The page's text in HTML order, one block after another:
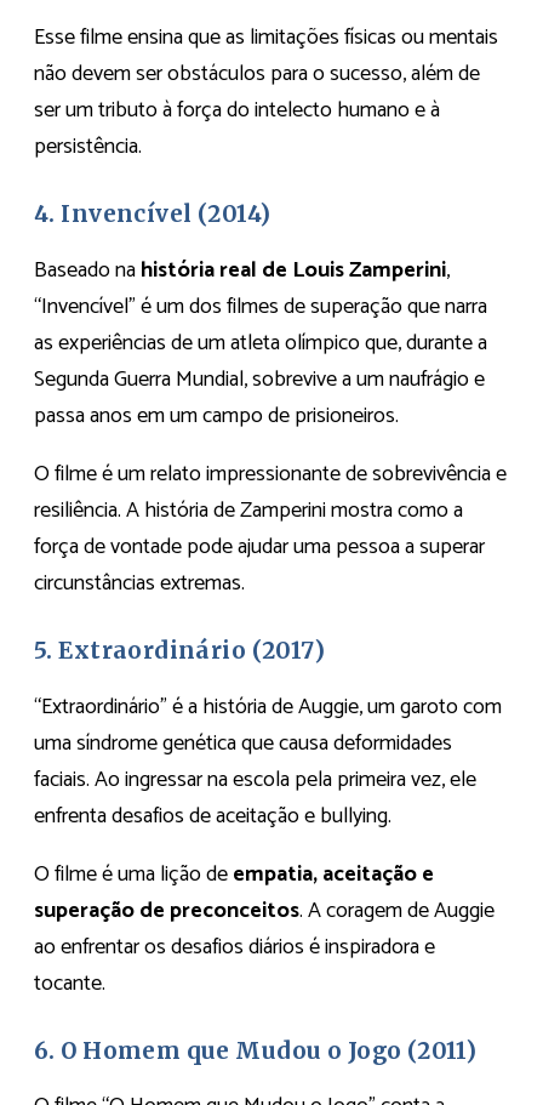
Esse filme ensina que as limitações físicas ou mentais
não devem ser obstáculos para o sucesso, além de
ser um tributo à força do intelecto humano e à
persistência.
4. Invencível (2014)
Baseado nahistória real de Louis Zamperini,
“Invencível” é um dos filmes de superação que narra
as experiências de um atleta olímpico que, durante a
Segunda Guerra Mundial, sobrevive a um naufrágio e
passa anos em um campo de prisioneiros.
O filme é um relato impressionante de sobrevivência e
resiliência. A história de Zamperini mostra como a
força de vontade pode ajudar uma pessoa a superar
circunstâncias extremas.
5. Extraordinário (2017)
“Extraordinário” é a história de Auggie, um garoto com
uma síndrome genética que causa deformidades
faciais. Ao ingressar na escola pela primeira vez, ele
enfrenta desafios de aceitação e bullying.
O filme é uma lição deempatia, aceitação e
superação de preconceitos. A coragem de Auggie
ao enfrentar os desafios diários é inspiradora e
tocante.
6. O Homem que Mudou o Jogo (2011)